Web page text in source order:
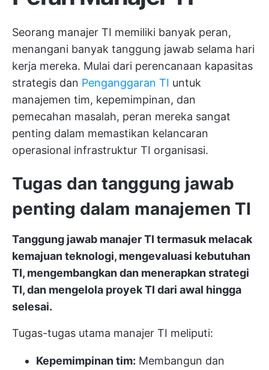
Seorang manajer TI memiliki banyak peran,
menangani banyak tanggung jawab selama hari
kerja mereka. Mulai dari perencanaan kapasitas
strategis dan Penganggaran TI untuk
manajemen tim, kepemimpinan, dan
pemecahan masalah, peran mereka sangat
penting dalam memastikan kelancaran
operasional infrastruktur TI organisasi.
Tugas dan tanggung jawab
penting dalam manajemen TI
Tanggung jawab manajer TI termasuk melacak
kemajuan teknologi, mengevaluasi kebutuhan
TI, mengembangkan dan menerapkan strategi
TI, dan mengelola proyek TI dari awal hingga
selesai.
Tugas-tugas utama manajer TI meliputi:
Kepemimpinan tim: Membangun dan